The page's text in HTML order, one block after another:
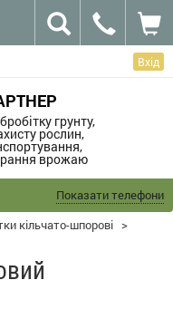
Вхід
грунту,
рослин,
врожаю
Показати телефони
кільчато-шпорові >